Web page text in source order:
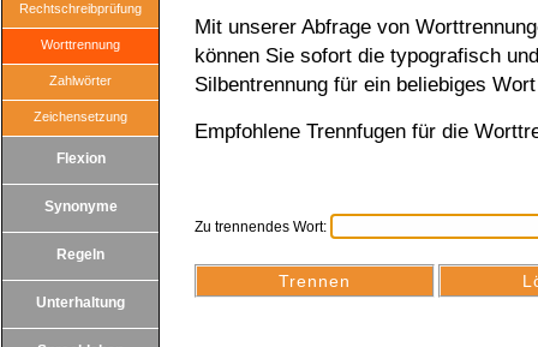
Rechtschreibprüfung
Worttrennung
Zahlwörter
Zeichensetzung
Flexion
Synonyme
Regeln
Unterhaltung
Mit unserer Abfrage von
können Sie sofort die typografisch
Silbentrennung für ein beliebiges
Empfohlene Trennfugen für die
Zu trennendes Wort: